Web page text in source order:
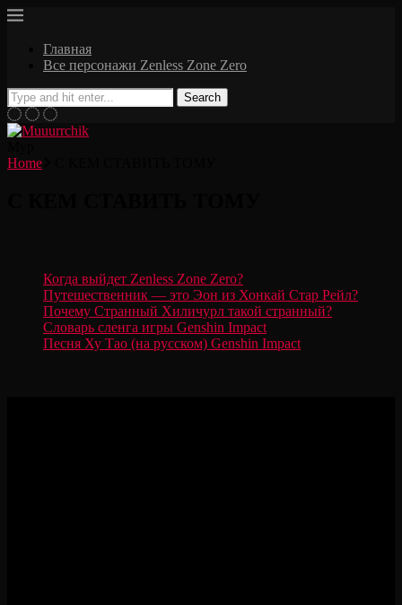
Главная
Все персонажи Zenless Zone Zero
Search
Home
Когда выйдет Zenless Zone Zero?
Путешественник — это Эон из Хонкай Стар Рейл?
Почему Странный Хиличурл такой странный?
Словарь сленга игры Genshin Impact
Песня Ху Тао (на русском) Genshin Impact